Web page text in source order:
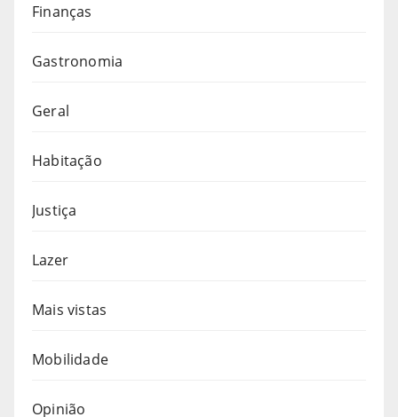
Finanças
Gastronomia
Geral
Habitação
Justiça
Lazer
Mais vistas
Mobilidade
Opinião